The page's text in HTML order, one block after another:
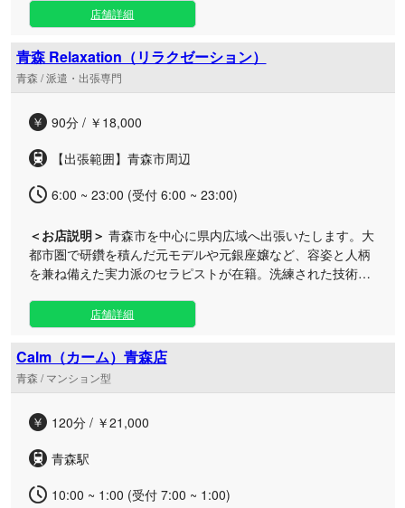
しい日常から離れ、ゆったりとした時間の流れる極上の空間
で、極微なアロマオイルを使用したリンパマッサージをご堪
能ください。お客様一人ひとりに寄り添ったおもてなしで、
心身ともに深いリフレッシュへと導きます。 当サロンは会員
制を採用しており、無料駐車場も完備しておりますので、お
時間帯のリクエスト、ご質問などがございましたら、公式
い。皆様からのご連絡を心よりお待ちしております。
店舗詳細
青森 Relaxation（リラクゼーション）
青森 / 派遣・出張専門
90分 / ￥18,000
【出張範囲】青森市周辺
6:00 ~ 23:00 (受付 6:00 ~ 23:00)
＜お店説明＞ 青森市を中心に県内広域へ出張いたします。大
都市圏で研鑽を積んだ元モデルや元銀座嬢など、容姿と人柄
を兼ね備えた実力派のセラピストが在籍。洗練された技術と
完全健全店として営業しており、純粋に質の高いマッサージ
を愛する紳士の皆様から厚いご支持をいただいております。
対面でのご紹介や口コミを中心に会員様を増やしてきた実績
があり、他エリアで高い評価を得たスーパーキャストも多数
活躍中です。 ご自宅はもちろん、ご出張中の宿泊先など、ご
誠実な運営を徹底しておりますので、心からリラックスでき
からのご予約を心よりお待ちしております。
店舗詳細
Calm（カーム）青森店
青森 / マンション型
120分 / ￥21,000
青森駅
10:00 ~ 1:00 (受付 7:00 ~ 1:00)